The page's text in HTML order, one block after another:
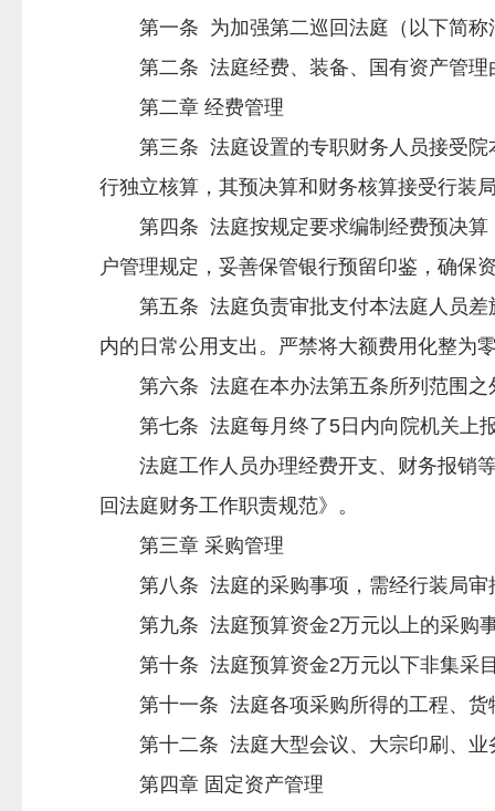
第一条 为加强第二巡回法庭（以下简称
第二条 法庭经费、装备、国有资产管理
第二章 经费管理
第三条 法庭设置的专职财务人员接受院
行独立核算，其预决算和财务核算接受行装
第四条 法庭按规定要求编制经费预决算
户管理规定，妥善保管银行预留印鉴，确保
第五条 法庭负责审批支付本法庭人员差
内的日常公用支出。严禁将大额费用化整为
第六条 法庭在本办法第五条所列范围之
第七条 法庭每月终了5日内向院机关上报
法庭工作人员办理经费开支、财务报销等
回法庭财务工作职责规范》。
第三章 采购管理
第八条 法庭的采购事项，需经行装局审
第九条 法庭预算资金2万元以上的采购事
第十条 法庭预算资金2万元以下非集采目
第十一条 法庭各项采购所得的工程、货
第十二条 法庭大型会议、大宗印刷、业
第四章 固定资产管理